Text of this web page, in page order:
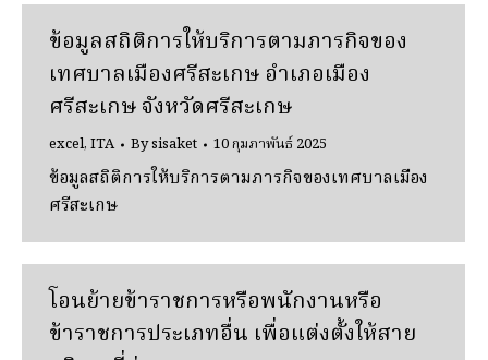
ข้อมูลสถิติการให้บริการตามภารกิจของ
เทศบาลเมืองศรีสะเกษ อำเภอเมือง
ศรีสะเกษ จังหวัดศรีสะเกษ
excel,ITA Bysisaket 10 กุมภาพันธ์ 2025
ข้อมูลสถิติการให้บริการตามภารกิจของเทศบาลเมือง
ศรีสะเกษ
โอนย้ายข้าราชการหรือพนักงานหรือ
ข้าราชการประเภทอื่น เพื่อแต่งตั้งให้สาย